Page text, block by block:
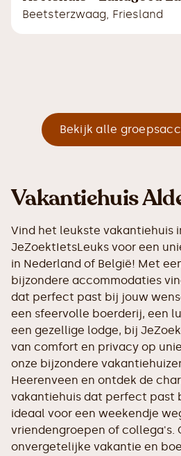
Beetsterzwaag, Friesland
Bekijk alle
Vakantiehuis
Vind het leukste vakantiehuis
JeZoektIetsLeuks voor een
in Nederland of België! Met
bijzondere accommodaties
dat perfect past bij jouw
een sfeervolle boerderij, een
een gezellige lodge, bij
van comfort en privacy op
onze bijzondere
Heerenveen en ontdek de
vakantiehuis dat perfect past
ideaal voor een weekendje
vriendengroepen of collega's.
onvergetelijke vakantie en